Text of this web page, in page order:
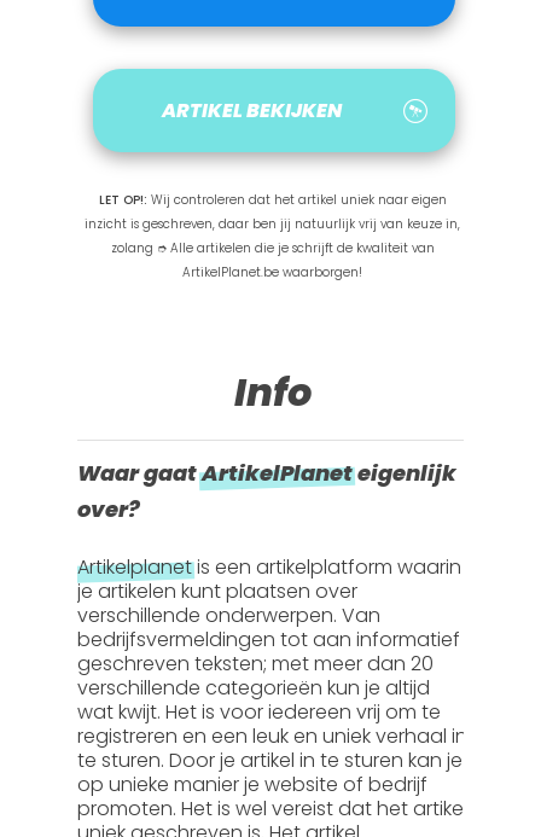
ARTIKEL BEKIJKEN
LET OP!: Wij controleren dat het artikel uniek naar eigen
inzicht is geschreven, daar ben jij natuurlijk vrij van keuze in,
zolang ➮ Alle artikelen die je schrijft de kwaliteit van
ArtikelPlanet.be waarborgen!
Info
Waar gaatArtikelPlaneteigenlijk
over?
Artikelplanetis een artikelplatform waarin
je artikelen kunt plaatsen over
verschillende onderwerpen. Van
bedrijfsvermeldingen tot aan informatief
geschreven teksten; met meer dan 20
verschillende categorieën kun je altijd
wat kwijt. Het is voor iedereen vrij om te
registreren en een leuk en uniek verhaal in
te sturen. Door je artikel in te sturen kan je
op unieke manier je website of bedrijf
promoten. Het is wel vereist dat het artikel